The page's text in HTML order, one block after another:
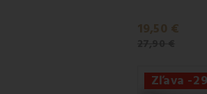
19,50 €
Zľava -